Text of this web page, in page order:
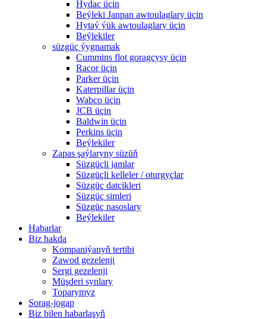
Hydac üçin
Beýleki Janpan awtoulaglary üçin
Hytaý ýük awtoulaglary üçin
Beýlekiler
süzgüç ýygnamak
Cummins flot goragçysy üçin
Racor üçin
Parker üçin
Katerpillar üçin
Wabco üçin
JCB üçin
Baldwin üçin
Perkins üçin
Beýlekiler
Zapas şaýlaryny süzüň
Süzgüçli jamlar
Süzgüçli kelleler / oturgyçlar
Süzgüç datçikleri
Süzgüç simleri
Süzgüç nasoslary
Beýlekiler
Habarlar
Biz hakda
Kompaniýanyň tertibi
Zawod gezelenji
Sergi gezelenji
Müşderi synlary
Toparymyz
Sorag-jogap
Biz bilen habarlaşyň